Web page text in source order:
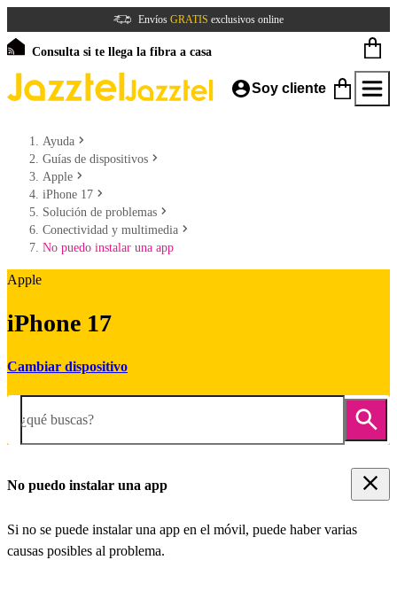
Envíos GRATIS exclusivos online
Consulta si te llega la fibra a casa
Soy cliente
Ayuda
Guías de dispositivos
Apple
iPhone 17
Solución de problemas
Conectividad y multimedia
No puedo instalar una app
Apple
iPhone 17
Cambiar dispositivo
¿qué buscas?
No puedo instalar una app
Si no se puede instalar una app en el móvil, puede haber varias
causas posibles al problema.